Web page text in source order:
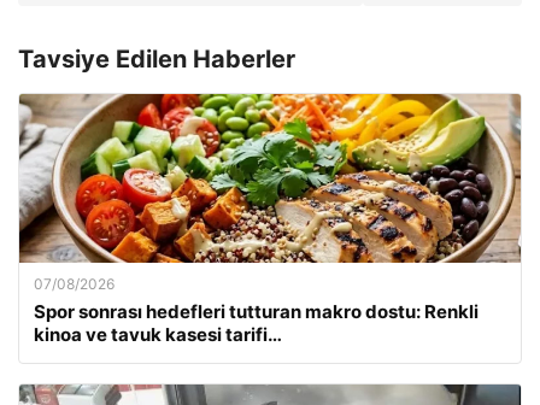
Tavsiye Edilen Haberler
07/08/2026
Spor sonrası hedefleri tutturan makro dostu: Renkli
kinoa ve tavuk kasesi tarifi…